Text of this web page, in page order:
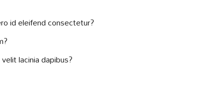
id eleifend consectetur?
lacinia dapibus?